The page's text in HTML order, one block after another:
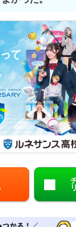
リアを選択して探
北海道
北陸・
中国
九州・
閉じる